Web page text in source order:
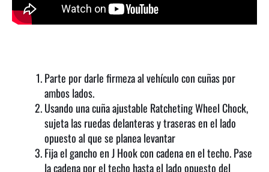
Parte por darle firmeza al vehículo con cuñas por
ambos lados.
Usando una cuña ajustable Ratcheting Wheel Chock,
sujeta las ruedas delanteras y traseras en el lado
opuesto al que se planea levantar
Fija el gancho en J Hook con cadena en el techo. Pase
la cadena por el techo hasta el lado opuesto del